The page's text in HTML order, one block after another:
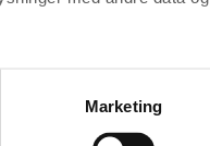
af cookies samt
af personoplysninger
Marketing